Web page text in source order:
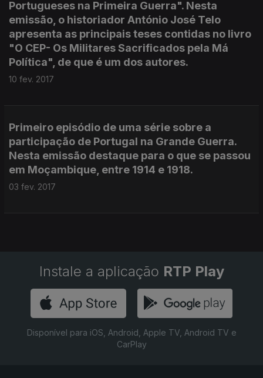
Portugueses na Primeira Guerra". Nesta
emissão, o historiador António José Telo
apresenta as principais teses contidas no livro
"O CEP- Os Militares Sacrificados pela Má
Política", de que é um dos autores.
10 fev. 2017
Primeiro episódio de uma série sobre a
participação de Portugal na Grande Guerra.
Nesta emissão destaque para o que se passou
em Moçambique, entre 1914 e 1918.
03 fev. 2017
Instale a aplicação RTP Play
Disponível para iOS, Android, Apple TV, Android TV e
CarPlay